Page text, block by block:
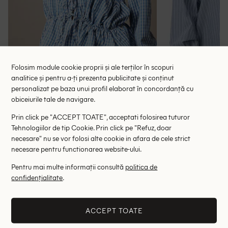
Bluza Missguided, albastru
62.50 lei
RRP: 125.00 lei
XL
- 61% - 51%
Folosim module cookie proprii și ale terților în scopuri
analitice și pentru a-ți prezenta publicitate și conținut
personalizat pe baza unui profil elaborat în concordanță cu
obiceiurile tale de navigare.
Prin click pe "ACCEPT TOATE", acceptati folosirea tuturor
Tehnologiilor de tip Cookie. Prin click pe "Refuz, doar
necesare" nu se vor folosi alte cookie in afara de cele strict
necesare pentru functionarea website-ului.
Pentru mai multe informații consultă politica de
confidențialitate.
ACCEPT TOATE